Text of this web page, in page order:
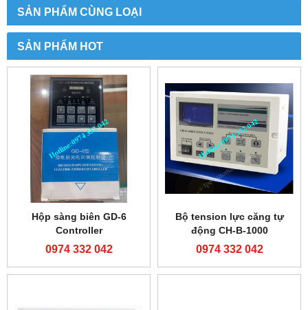
SẢN PHẨM CÙNG LOẠI
SẢN PHẨM HOT
Hộp sàng biên GD-6
Controller
0974 332 042
Bộ tension lực căng tự
động CH-B-1000
0974 332 042